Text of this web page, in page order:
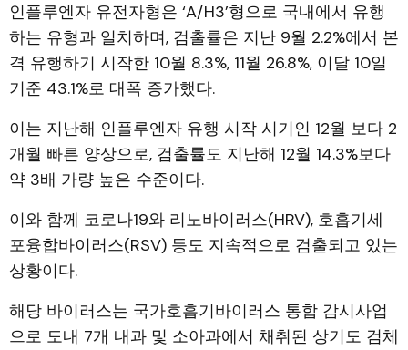
인플루엔자 유전자형은 ‘A/H3’형으로 국내에서 유행
하는 유형과 일치하며, 검출률은 지난 9월 2.2%에서 본
격 유행하기 시작한 10월 8.3%, 11월 26.8%, 이달 10일
기준 43.1%로 대폭 증가했다.
이는 지난해 인플루엔자 유행 시작 시기인 12월 보다 2
개월 빠른 양상으로, 검출률도 지난해 12월 14.3%보다
약 3배 가량 높은 수준이다.
이와 함께 코로나19와 리노바이러스(HRV), 호흡기세
포융합바이러스(RSV) 등도 지속적으로 검출되고 있는
상황이다.
해당 바이러스는 국가호흡기바이러스 통합 감시사업
으로 도내 7개 내과 및 소아과에서 채취된 상기도 검체